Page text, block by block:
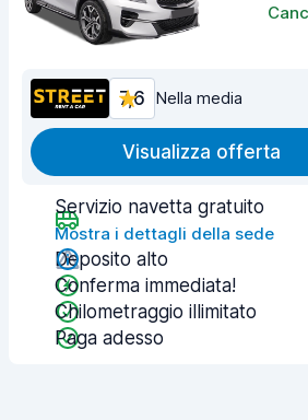
7,6 Nella media
Visualizza offerta
Servizio navetta gratuito
Mostra i dettagli della sede
Deposito alto
Conferma immediata!
Chilometraggio illimitato
Paga adesso